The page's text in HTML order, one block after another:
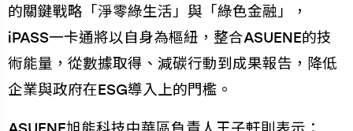
的關鍵戰略「淨零綠生活」與「綠色金融」，
iPASS一卡通將以自身為樞紐，整合ASUENE的技
術能量，從數據取得、減碳行動到成果報告，降低
企業與政府在ESG導入上的門檻。